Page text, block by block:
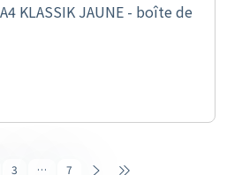
A4 KLASSIK JAUNE - boîte de
3 … 7